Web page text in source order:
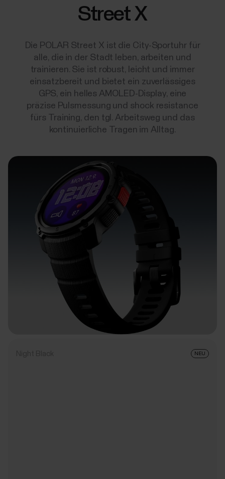
Street X
Die POLAR Street X ist die City-Sportuhr für
alle, die in der Stadt leben, arbeiten und
trainieren. Sie ist robust, leicht und immer
einsatzbereit und bietet ein zuverlässiges
GPS, ein helles AMOLED-Display, eine
präzise Pulsmessung und shock resistance
fürs Training, den tgl. Arbeitsweg und das
kontinuierliche Tragen im Alltag.
NEU